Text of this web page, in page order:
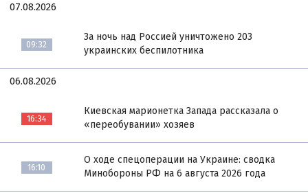
07.08.2026
09:32
За ночь над Россией уничтожено 203
украинских беспилотника
06.08.2026
16:34
Киевская марионетка Запада рассказала о
«переобувании» хозяев
16:10
О ходе спецоперации на Украине: сводка
Минобороны РФ на 6 августа 2026 года